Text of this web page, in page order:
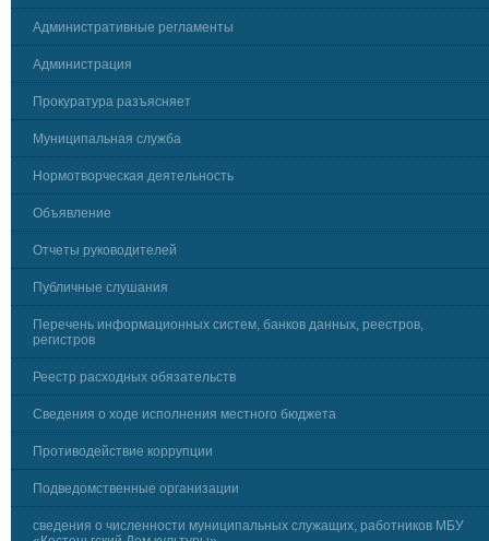
Административные регламенты
Администрация
Прокуратура разъясняет
Муниципальная служба
Нормотворческая деятельность
Объявление
Отчеты руководителей
Публичные слушания
Перечень информационных систем, банков данных, реестров,
регистров
Реестр расходных обязательств
Сведения о ходе исполнения местного бюджета
Противодействие коррупции
Подведомственные организации
сведения о численности муниципальных служащих, работников МБУ